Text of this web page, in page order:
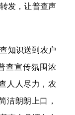
发，让普查声
知识送到农户
查宣传氛围浓
人人尽力，农
洁朗朗上口，